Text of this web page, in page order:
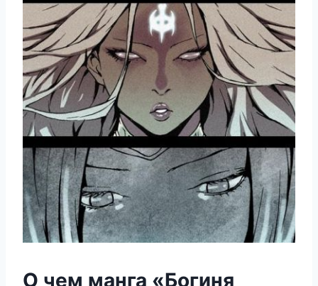
О чем манга «Богиня